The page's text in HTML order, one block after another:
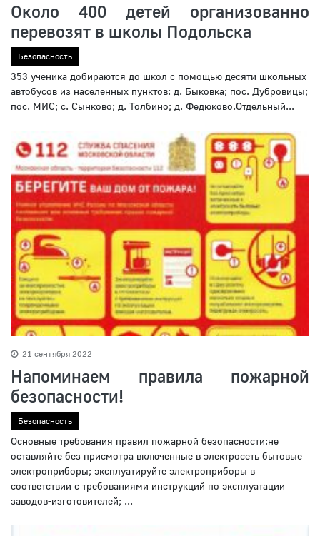
Около 400 детей организованно
перевозят в школы Подольска
Безопасность
353 ученика добираются до школ с помощью десяти школьных
автобусов из населенных пунктов: д. Быковка; пос. Дубровицы;
пос. МИС; с. Сынково; д. Толбино; д. Федюково.Отдельный...
21 сентября 2022
Напоминаем правила пожарной
безопасности!
Безопасность
Основные требования правил пожарной безопасности:не
оставляйте без присмотра включенные в электросеть бытовые
электроприборы; эксплуатируйте электроприборы в
соответствии с требованиями инструкций по эксплуатации
заводов-изготовителей; ...